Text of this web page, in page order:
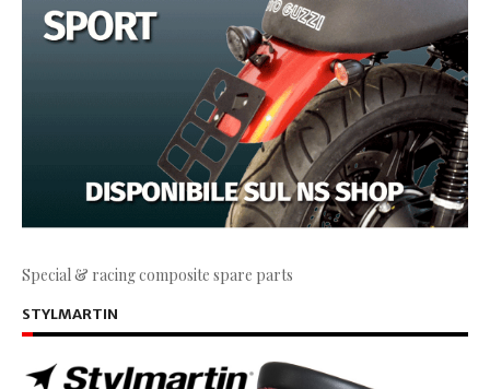
Special & racing composite spare parts
STYLMARTIN